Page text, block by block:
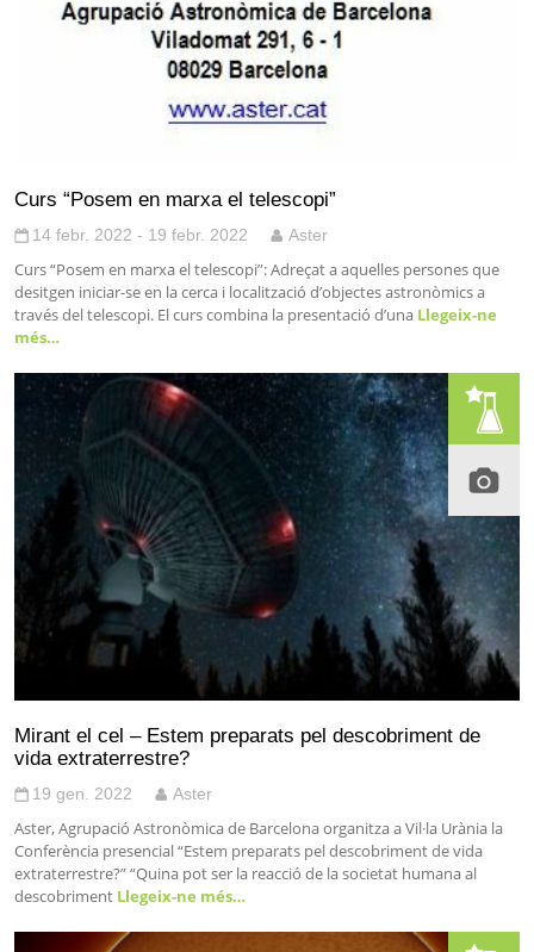
Curs “Posem en marxa el telescopi”
14 febr. 2022 - 19 febr. 2022 Aster
Curs “Posem en marxa el telescopi”: Adreçat a aquelles persones que
desitgen iniciar-se en la cerca i localització d’objectes astronòmics a
través del telescopi. El curs combina la presentació d’una Llegeix-ne
més…
Mirant el cel – Estem preparats pel descobriment de
vida extraterrestre?
19 gen. 2022 Aster
Aster, Agrupació Astronòmica de Barcelona organitza a Vil·la Urània la
Conferència presencial “Estem preparats pel descobriment de vida
extraterrestre?” “Quina pot ser la reacció de la societat humana al
descobriment Llegeix-ne més…